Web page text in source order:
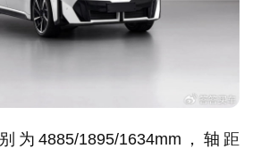
为4885/1895/1634mm，轴距